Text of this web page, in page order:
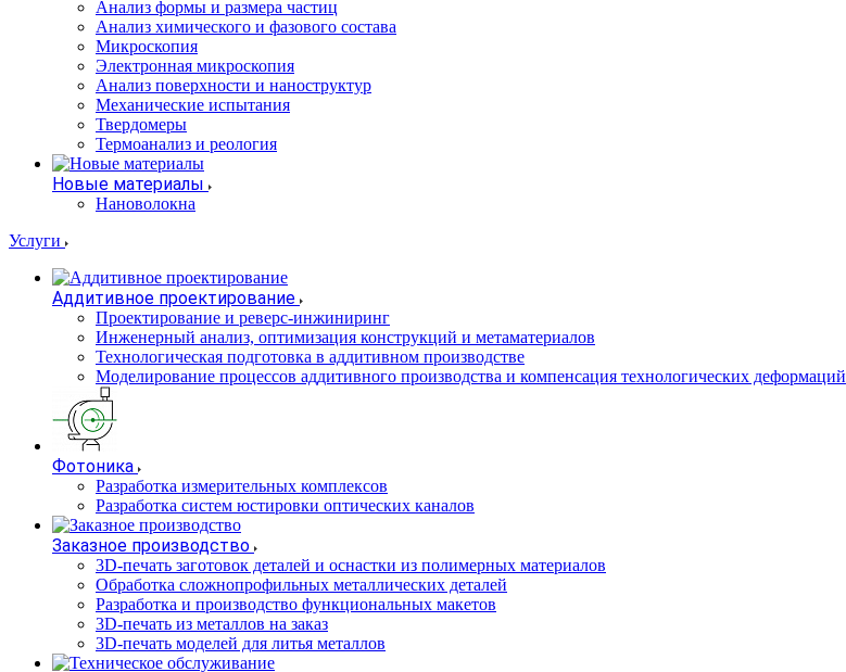
Анализ формы и размера частиц
Анализ химического и фазового состава
Микроскопия
Электронная микроскопия
Анализ поверхности и наноструктур
Механические испытания
Твердомеры
Термоанализ и реология
Новые материалы
Нановолокна
Услуги
Аддитивное проектирование
Проектирование и реверс-инжиниринг
Инженерный анализ, оптимизация конструкций и метаматериалов
Технологическая подготовка в аддитивном производстве
Моделирование процессов аддитивного производства и компенсация технологических деформаций
Фотоника
Разработка измерительных комплексов
Разработка систем юстировки оптических каналов
Заказное производство
3D-печать заготовок деталей и оснастки из полимерных материалов
Обработка сложнопрофильных металлических деталей
Разработка и производство функциональных макетов
3D-печать из металлов на заказ
3D-печать моделей для литья металлов